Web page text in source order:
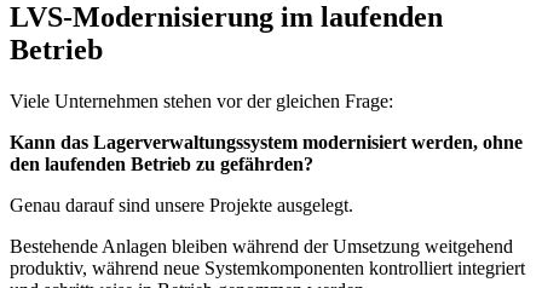
LVS-Modernisierung im laufenden
Betrieb
Viele Unternehmen stehen vor der gleichen Frage:
Kann das Lagerverwaltungssystem modernisiert werden, ohne
den laufenden Betrieb zu gefährden?
Genau darauf sind unsere Projekte ausgelegt.
Bestehende Anlagen bleiben während der Umsetzung weitgehend
produktiv, während neue Systemkomponenten kontrolliert integriert